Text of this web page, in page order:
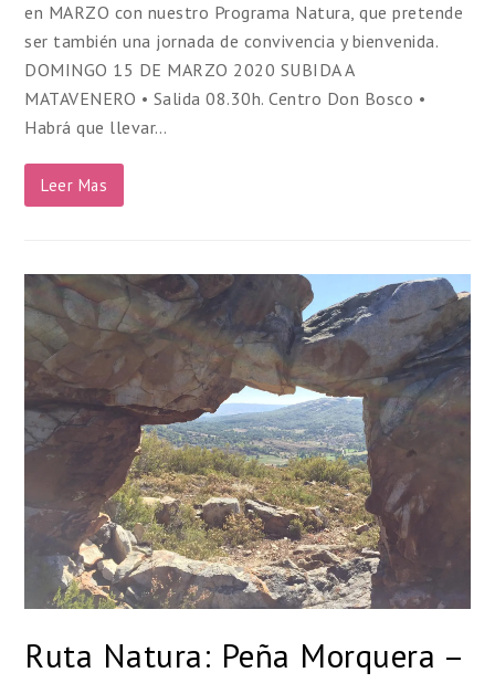
en MARZO con nuestro Programa Natura, que pretende
ser también una jornada de convivencia y bienvenida.
DOMINGO 15 DE MARZO 2020 SUBIDA A
MATAVENERO • Salida 08.30h. Centro Don Bosco •
Habrá que llevar…
Leer Mas
Ruta Natura: Peña Morquera –